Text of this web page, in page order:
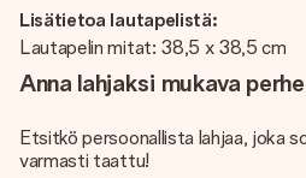
Lisätietoa lautapelistä:
Lautapelin mitat: 38,5 x 38,5 cm
Anna lahjaksi mukava
Etsitkö persoonallista lahjaa, joka
varmasti taattu!